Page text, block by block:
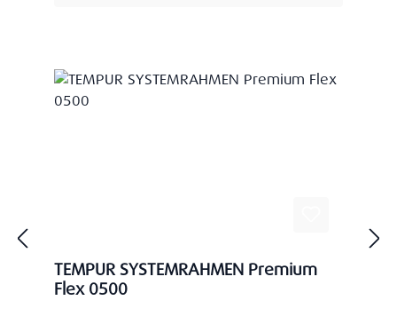
TEMPUR SYSTEMRAHMEN Premium
Flex 0500